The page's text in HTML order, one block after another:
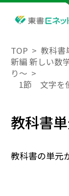
TOP
教科書
新編 新しい数
り～
1節 文字を
教科書
教科書の単元